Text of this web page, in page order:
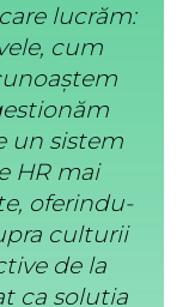
lucrăm:
cum
un sistem
HR mai
oferindu-
culturii
de la
ca soluția